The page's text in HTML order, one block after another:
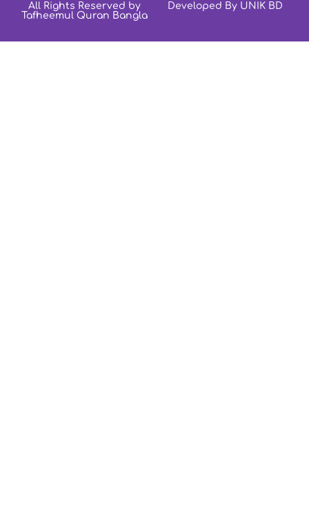
All Rights Reserved by
Tafheemul Quran Bangla
Developed By UNIK BD